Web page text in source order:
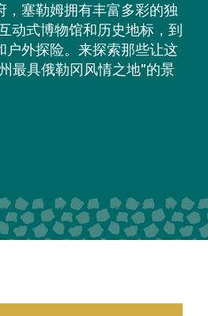
，塞勒姆拥有丰富多彩的独
动式博物馆和历史地标，到
户外探险。来探索那些让这
最具俄勒冈风情之地”的景